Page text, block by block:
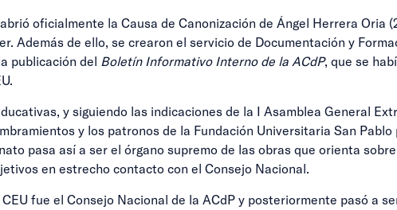
oficialmente la Causa de Canonización de Ángel Herrera Oria
Además de ello, se crearon el servicio de Documentación y
publicación del Boletín Informativo Interno de la ACdP, que se
y siguiendo las indicaciones de la I Asamblea General
y los patronos de la Fundación Universitaria San
pasa así a ser el órgano supremo de las obras que orienta
en estrecho contacto con el Consejo Nacional.
fue el Consejo Nacional de la ACdP y posteriormente pasó a